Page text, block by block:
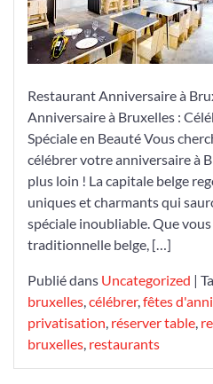
un
Anniversaire
à
Restaurant Anniversaire à
Anniversaire à Bruxelles :
Spéciale en Beauté Vous
célébrer votre anniversaire à
plus loin ! La capitale belge
uniques et charmants qui
spéciale inoubliable. Que
traditionnelle belge, […]
Publié dans Uncategorized |
bruxelles,célébrer,fêtes
privatisation, réserver table,
bruxelles, restaurants